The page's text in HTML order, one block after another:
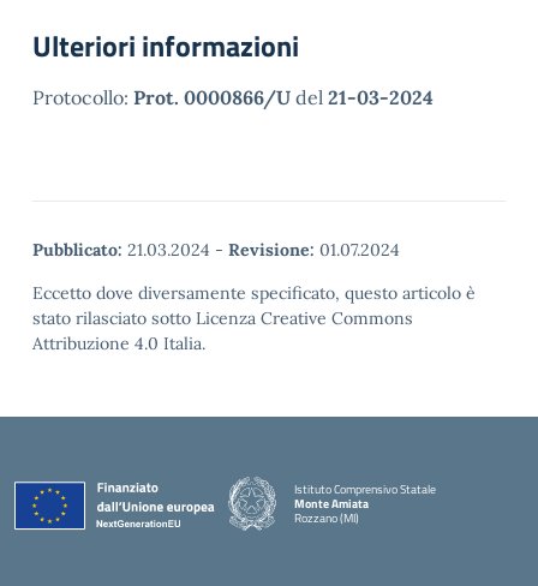
Ulteriori informazioni
Protocollo: Prot. 0000866/U del 21-03-2024
Pubblicato: 21.03.2024 - Revisione: 01.07.2024
Eccetto dove diversamente specificato, questo articolo è
stato rilasciato sotto Licenza Creative Commons
Attribuzione 4.0 Italia.
Istituto Comprensivo Statale
Monte Amiata
Rozzano (MI)